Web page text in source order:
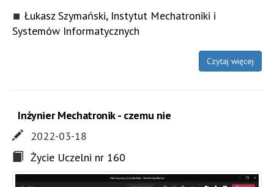
Łukasz Szymański, Instytut Mechatroniki i
Systemów Informatycznych
Czytaj więcej
Inżynier Mechatronik - czemu nie
2022-03-18
Życie Uczelni nr 160